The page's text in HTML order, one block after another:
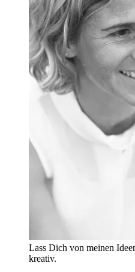
Lass Dich von meinen
kreativ.